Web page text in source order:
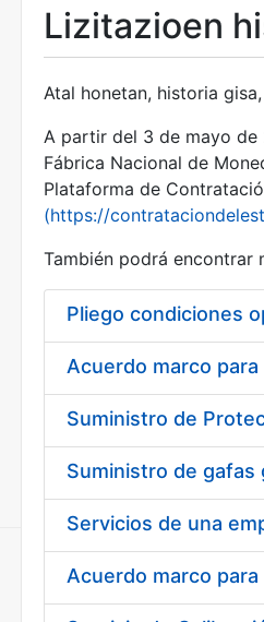
Erakutsi/Ezkutatu
Erakutsi/Ezkutatu
Erakutsi/Ezkutatu
Erakutsi/Ezkutatu
Erakutsi/Ezkutatu
Lizitazioen
Atal honetan, historia
A partir del 3 de mayo
Fábrica Nacional de
Plataforma de
(https://
También podrá encontrar
Pliego condiciones
Acuerdo marco
Acuerdo marco